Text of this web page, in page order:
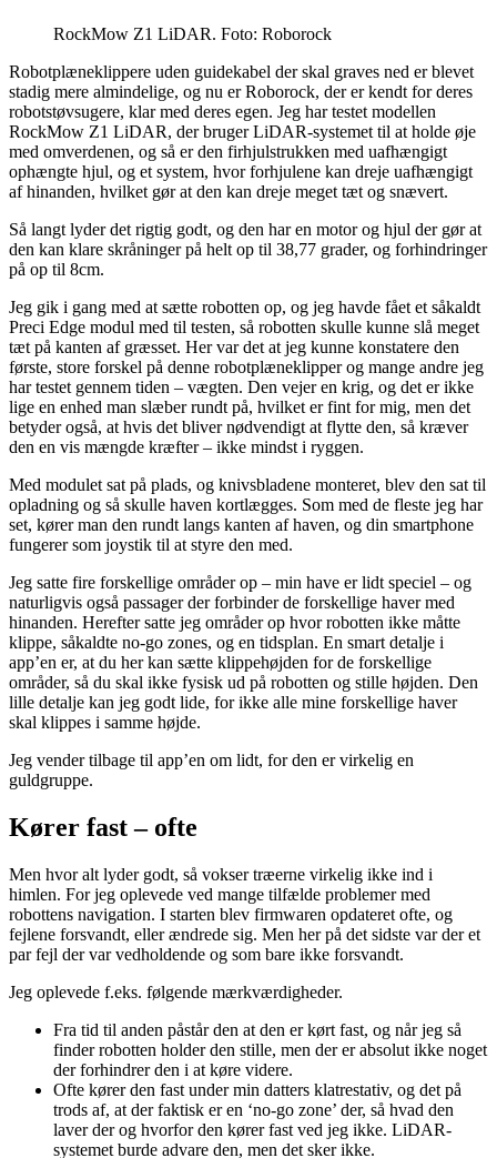
RockMow Z1 LiDAR. Foto: Roborock
Robotplæneklippere uden guidekabel der skal graves ned er blevet
stadig mere almindelige, og nu er Roborock, der er kendt for deres
robotstøvsugere, klar med deres egen. Jeg har testet modellen
RockMow Z1 LiDAR, der bruger LiDAR-systemet til at holde øje
med omverdenen, og så er den firhjulstrukken med uafhængigt
ophængte hjul, og et system, hvor forhjulene kan dreje uafhængigt
af hinanden, hvilket gør at den kan dreje meget tæt og snævert.
Så langt lyder det rigtig godt, og den har en motor og hjul der gør at
den kan klare skråninger på helt op til 38,77 grader, og forhindringer
på op til 8cm.
Jeg gik i gang med at sætte robotten op, og jeg havde fået et såkaldt
Preci Edge modul med til testen, så robotten skulle kunne slå meget
tæt på kanten af græsset. Her var det at jeg kunne konstatere den
første, store forskel på denne robotplæneklipper og mange andre jeg
har testet gennem tiden – vægten. Den vejer en krig, og det er ikke
lige en enhed man slæber rundt på, hvilket er fint for mig, men det
betyder også, at hvis det bliver nødvendigt at flytte den, så kræver
den en vis mængde kræfter – ikke mindst i ryggen.
Med modulet sat på plads, og knivsbladene monteret, blev den sat til
opladning og så skulle haven kortlægges. Som med de fleste jeg har
set, kører man den rundt langs kanten af haven, og din smartphone
fungerer som joystik til at styre den med.
Jeg satte fire forskellige områder op – min have er lidt speciel – og
naturligvis også passager der forbinder de forskellige haver med
hinanden. Herefter satte jeg områder op hvor robotten ikke måtte
klippe, såkaldte no-go zones, og en tidsplan. En smart detalje i
app’en er, at du her kan sætte klippehøjden for de forskellige
områder, så du skal ikke fysisk ud på robotten og stille højden. Den
lille detalje kan jeg godt lide, for ikke alle mine forskellige haver
skal klippes i samme højde.
Jeg vender tilbage til app’en om lidt, for den er virkelig en
guldgruppe.
Kører fast – ofte
Men hvor alt lyder godt, så vokser træerne virkelig ikke ind i
himlen. For jeg oplevede ved mange tilfælde problemer med
robottens navigation. I starten blev firmwaren opdateret ofte, og
fejlene forsvandt, eller ændrede sig. Men her på det sidste var der et
par fejl der var vedholdende og som bare ikke forsvandt.
Jeg oplevede f.eks. følgende mærkværdigheder.
Fra tid til anden påstår den at den er kørt fast, og når jeg så
finder robotten holder den stille, men der er absolut ikke noget
der forhindrer den i at køre videre.
Ofte kører den fast under min datters klatrestativ, og det på
trods af, at der faktisk er en ‘no-go zone’ der, så hvad den
laver der og hvorfor den kører fast ved jeg ikke. LiDAR-
systemet burde advare den, men det sker ikke.